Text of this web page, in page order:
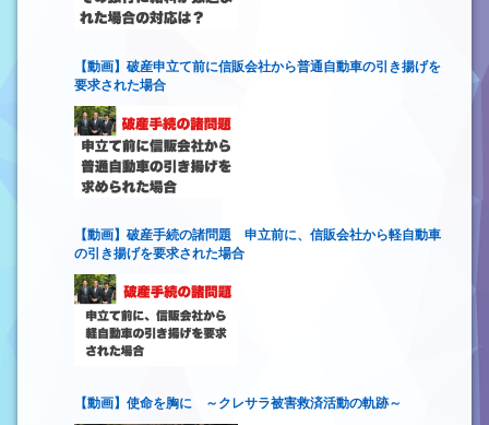
【動画】破産申立て前に信販会社から普通自動車の引き揚げを
要求された場合
【動画】破産手続の諸問題 申立前に、信販会社から軽自動車
の引き揚げを要求された場合
【動画】使命を胸に ～クレサラ被害救済活動の軌跡～